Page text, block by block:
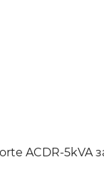
ACDR-